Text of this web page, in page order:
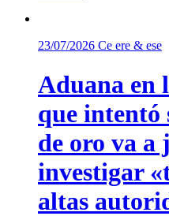
23/07/2026 Ce ere & ese
Aduana en
que intentó
de oro va a
investigar
altas